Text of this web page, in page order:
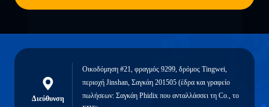
Διεύθυνση
Οικοδόμηση #21, φραγμός 9299, δρόμος Tingwei,
περιοχή Jinshan, Σαγκάη 201505 (έδρα και γραφείο
πωλήσεων: Σαγκάη Phidix που ανταλλάσσει τη Co., το